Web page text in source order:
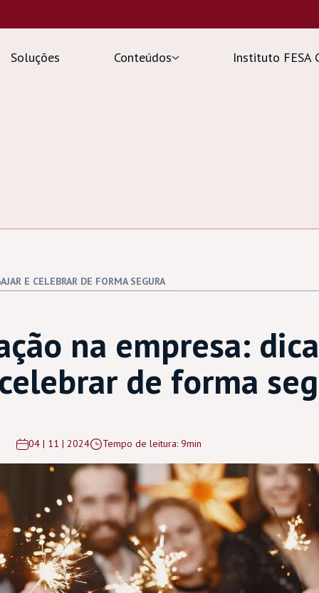
Soluções Conteúdos Instituto FESA
E CELEBRAR DE FORMA SEGURA
na empresa:
de forma
04 | 11 | 2024 Tempo de leitura: 9min